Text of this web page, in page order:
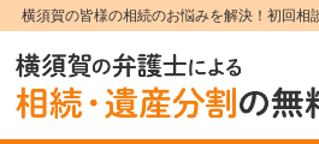
横須賀の皆様の相続のお悩みを解決！初回相